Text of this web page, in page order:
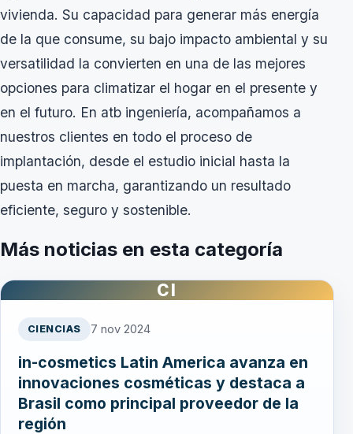
vivienda. Su capacidad para generar más energía
de la que consume, su bajo impacto ambiental y su
versatilidad la convierten en una de las mejores
opciones para climatizar el hogar en el presente y
en el futuro. En atb ingeniería, acompañamos a
nuestros clientes en todo el proceso de
implantación, desde el estudio inicial hasta la
puesta en marcha, garantizando un resultado
eficiente, seguro y sostenible.
Más noticias en esta categoría
CI
CIENCIAS 7 nov 2024
in-cosmetics Latin America avanza en
innovaciones cosméticas y destaca a
Brasil como principal proveedor de la
región